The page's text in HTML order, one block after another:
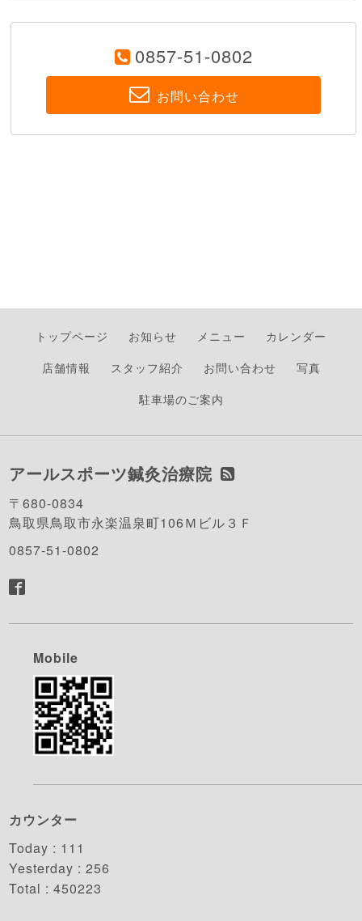
0857-51-0802
お問い合わせ
トップページ お知らせ メニュー
カレンダー
店舗情報
スタッフ紹介 お問い合わせ
写真
駐車場のご案内
アールスポーツ鍼灸治療院
〒680-0834
鳥取県鳥取市永楽温泉町106Ｍビル３Ｆ
0857-51-0802
Mobile
カウンター
Today : 111
Yesterday :256
Total :450223